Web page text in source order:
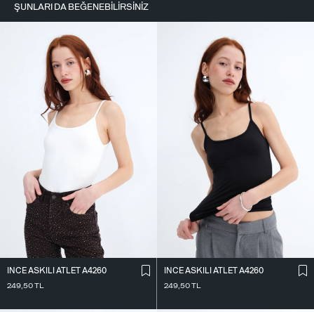
ŞUNLARI DA BEĞENEBILIRSINIZ
İ̇NCE ASKILI ATLET A4260
249,50TL
İ̇NCE ASKILI ATLET A4260
249,50TL